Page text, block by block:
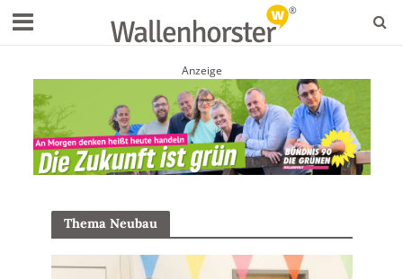
Anzeige
Thema Neubau